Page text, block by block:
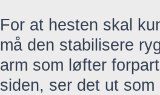
For at hesten skal
må den stabilisere
arm som løfter
siden, ser det ut